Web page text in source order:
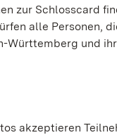
zur Schlosscard
alle Personen,
Württemberg und
akzeptieren